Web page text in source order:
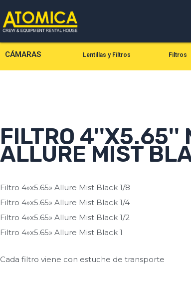
al
contenido
CÁMARAS Lentillas y Filtros Filtros
FILTRO 4''X5.65''
ALLURE MIST
Filtro 4»x5.65» Allure Mist Black 1/8
Filtro 4»x5.65» Allure Mist Black 1/4
Filtro 4»x5.65» Allure Mist Black 1/2
Filtro 4»x5.65» Allure Mist Black 1
Cada filtro viene con estuche de transporte